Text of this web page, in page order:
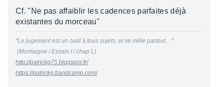
Cf. "Ne pas affaiblir les cadences parfaites déjà
existantes du morceau"
"Le jugement est un outil à tous sujets, et se mêle partout... "
(Montaigne / Essais I / chap L)
http://patrickg75.blogspot.fr/
https://patrickg.bandcamp.com/